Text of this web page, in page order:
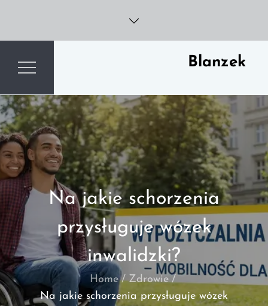
content
Blanzek
Na jakie schorzenia
przysługuje wózek
inwalidzki?
Home
Zdrowie
Na jakie schorzenia przysługuje wózek